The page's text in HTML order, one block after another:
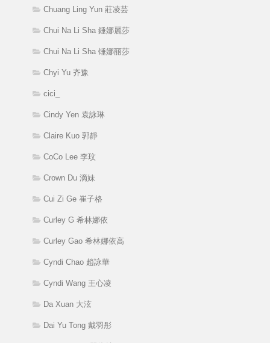
Chuang Ling Yun 莊凌芸
Chui Na Li Sha 錘娜麗莎
Chui Na Li Sha 锤娜丽莎
Chyi Yu 齐豫
cici_
Cindy Yen 袁詠琳
Claire Kuo 郭靜
CoCo Lee 李玟
Crown Du 滴妹
Cui Zi Ge 崔子格
Curley G 希林娜依
Curley Gao 希林娜依高
Cyndi Chao 趙詠華
Cyndi Wang 王心凌
Da Xuan 大泫
Dai Yu Tong 戴羽彤